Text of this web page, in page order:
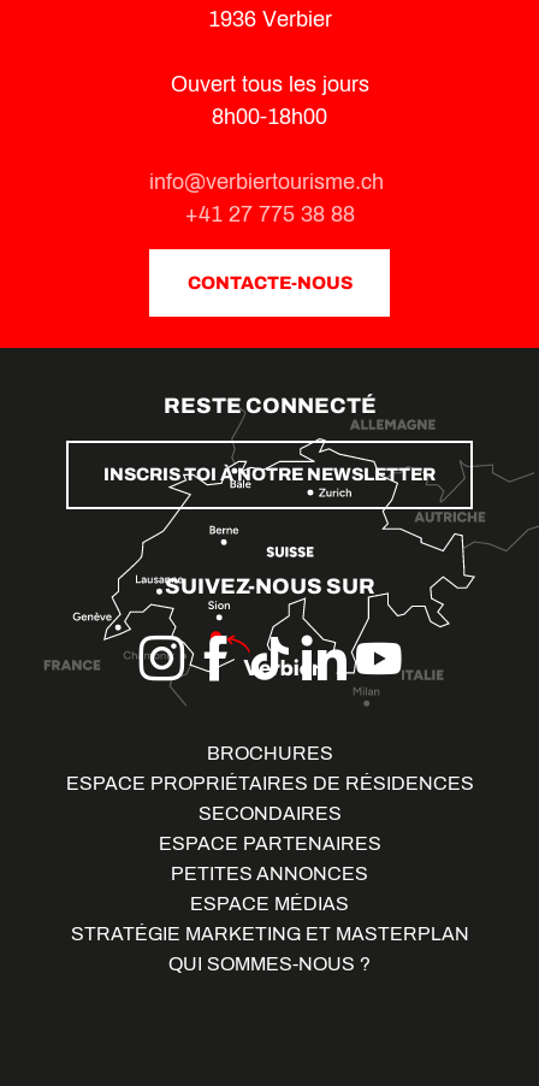
1936 Verbier
Ouvert tous les jours
8h00-18h00
info@verbiertourisme.ch
+41 27 775 38 88
CONTACTE-NOUS
RESTE CONNECTÉ
INSCRIS TOI À NOTRE NEWSLETTER
SUIVEZ-NOUS SUR
BROCHURES
ESPACE PROPRIÉTAIRES DE RÉSIDENCES
SECONDAIRES
ESPACE PARTENAIRES
PETITES ANNONCES
ESPACE MÉDIAS
STRATÉGIE MARKETING ET MASTERPLAN
QUI SOMMES-NOUS ?